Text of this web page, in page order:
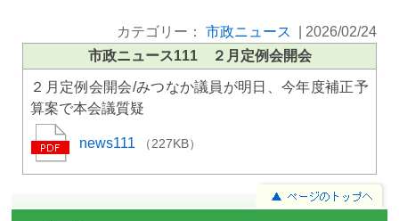
カテゴリー： 市政ニュース
2026/02/24
市政ニュース111 ２月定例会開会
２月定例会開会/みつなか議員が明日、今年度補正予
算案で本会議質疑
news111 （227KB）